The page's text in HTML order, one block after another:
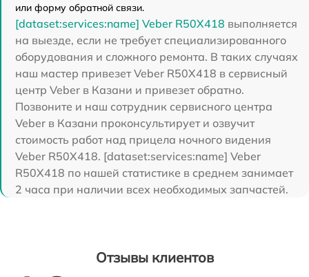
или форму обратной связи.
[dataset:services:name] Veber R50X418 выполняется
на выезде, если не требует специализированного
оборудования и сложного ремонта. В таких случаях
наш мастер привезет Veber R50X418 в сервисный
центр Veber в Казани и привезет обратно.
Позвоните и наш сотрудник сервисного центра
Veber в Казани проконсультирует и озвучит
стоимость работ над прицела ночного видения
Veber R50X418. [dataset:services:name] Veber
R50X418 по нашей статистике в среднем занимает
2 часа при наличии всех необходимых запчастей.
Отзывы клиентов